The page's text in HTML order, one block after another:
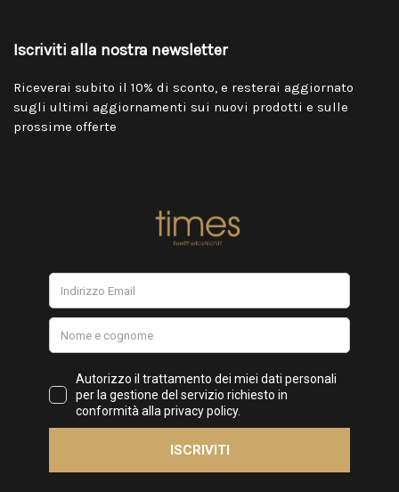
Iscriviti alla nostra newsletter
Riceverai subito il 10% di sconto, e resterai aggiornato
sugli ultimi aggiornamenti sui nuovi prodotti e sulle
prossime offerte